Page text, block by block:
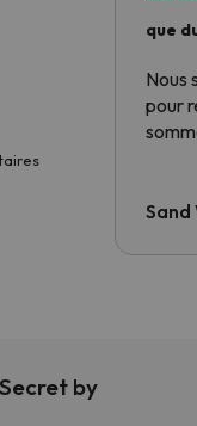
que
Nous
pour
Sand
by